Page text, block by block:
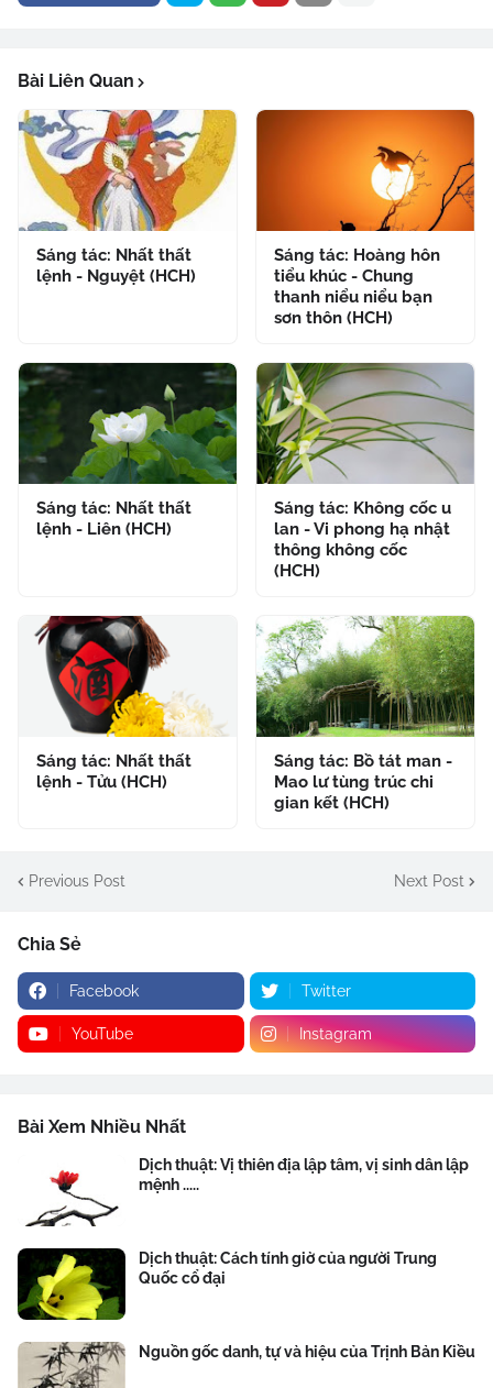
Bài Liên Quan
Sáng tác: Nhất thất
lệnh - Nguyệt (HCH)
Sáng tác: Hoàng hôn
tiểu khúc - Chung
thanh niểu niểu bạn
sơn thôn (HCH)
Sáng tác: Nhất thất
lệnh - Liên (HCH)
Sáng tác: Không cốc u
lan - Vi phong hạ nhật
thông không cốc
(HCH)
Sáng tác: Nhất thất
lệnh - Tửu (HCH)
Sáng tác: Bồ tát man -
Mao lư tùng trúc chi
gian kết (HCH)
Previous Post Next Post
Chia Sẻ
Facebook Twitter
YouTube Instagram
Bài Xem Nhiều Nhất
Dịch thuật: Vị thiên địa lập tâm, vị sinh dân lập
mệnh .....
Dịch thuật: Cách tính giờ của người Trung
Quốc cổ đại
Nguồn gốc danh, tự và hiệu của Trịnh Bản Kiều